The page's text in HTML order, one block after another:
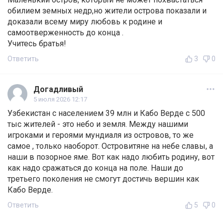
обилием земных недр,но жители острова показали и
доказали всему миру любовь к родине и
самоотверженность до конца .
Учитесь братья!
Ответить 3 0
Догадливый
5 июля 2026 12:17
Узбекистан с населением 39 млн и Кабо Верде с 500
тыс жителей - это небо и земля. Между нашими
игроками и героями мундиаля из островов, то же
самое , только наоборот. Островитяне на небе славы, а
наши в позорное яме. Вот как надо любить родину, вот
как надо сражаться до конца на поле. Наши до
третьего поколения не смогут достичь вершин как
Кабо Верде.
Ответить 5 0